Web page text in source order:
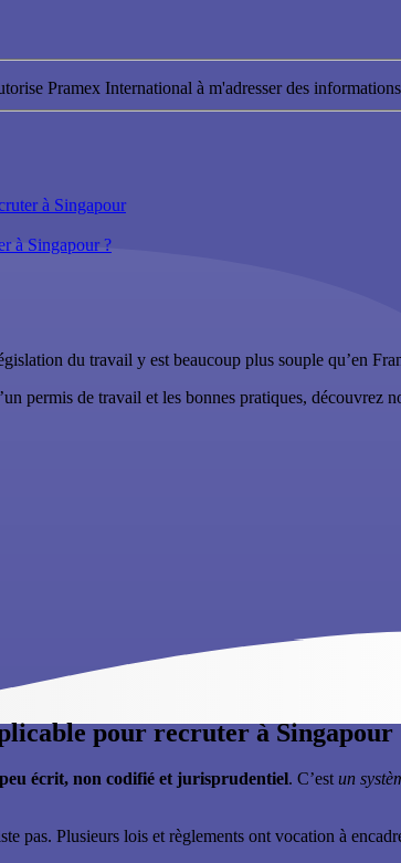
Pramex International à m'adresser des informations
à Singapour
à Singapour ?
du travail y est beaucoup plus souple qu’en
permis de travail et les bonnes pratiques, découvrez
pour recruter à Singapour
écrit, non codifié et jurisprudentiel. C’estun
pas. Plusieurs lois et règlements ont vocation à